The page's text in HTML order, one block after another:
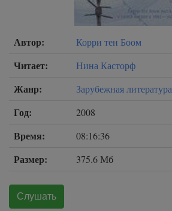
Автор: Корри тен Боом
Читает: Нина Касторф
Жанр: Зарубежная литература
Год: 2008
Время: 08:16:36
Размер: 375.6 Мб
Слушать